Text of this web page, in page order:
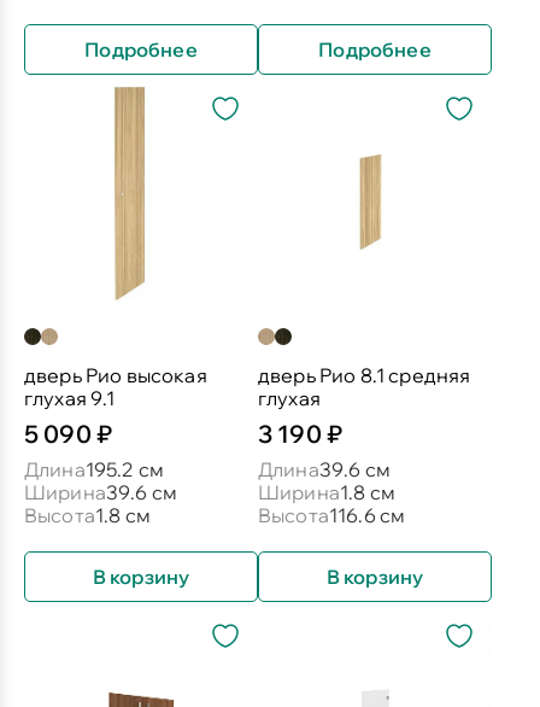
Подробнее Подробнее
дверь Рио высокая
глухая 9.1
5 090 ₽
Длина195.2 см
Ширина39.6 см
Высота1.8 см
В корзину
дверь Рио 8.1 средняя
глухая
3 190 ₽
Длина39.6 см
Ширина1.8 см
Высота116.6 см
В корзину